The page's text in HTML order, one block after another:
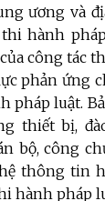
ương và
hành
công tác
phản ứng
pháp luật.
thiết bị,
bộ, công
thông tin
hành pháp